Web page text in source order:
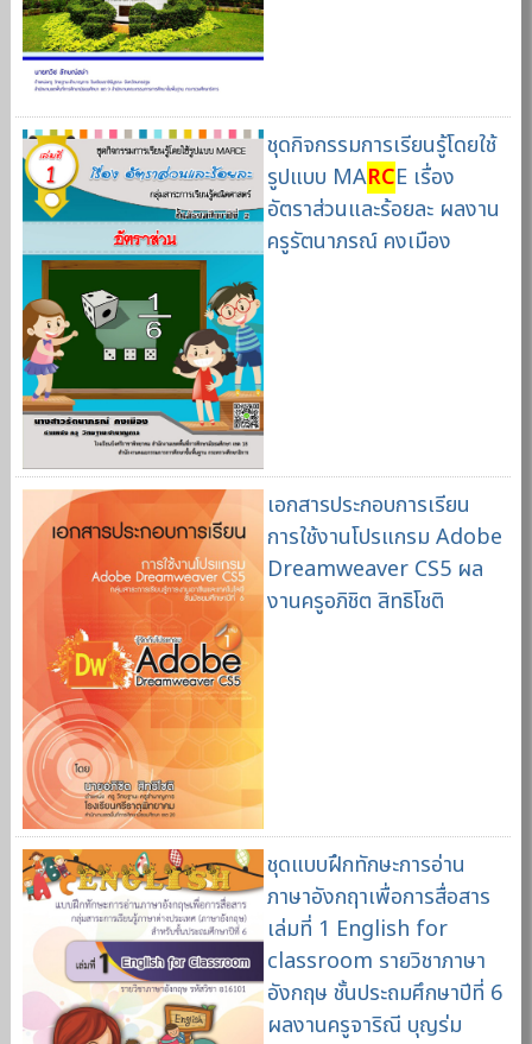
ชุดกิจกรรมการเรียนรู้โดยใช้
รูปแบบ MARCE เรื่อง
อัตราส่วนและร้อยละ ผลงาน
ครูรัตนาภรณ์ คงเมือง
เอกสารประกอบการเรียน
การใช้งานโปรแกรม Adobe
Dreamweaver CS5 ผล
งานครูอภิชิต สิทธิโชติ
ชุดแบบฝึกทักษะการอ่าน
ภาษาอังกฤาเพื่อการสื่อสาร
เล่มที่ 1 English for
classroom รายวิชาภาษา
อังกฤษ ชั้นประถมศึกษาปีที่ 6
ผลงานครูจาริณี บุญร่ม